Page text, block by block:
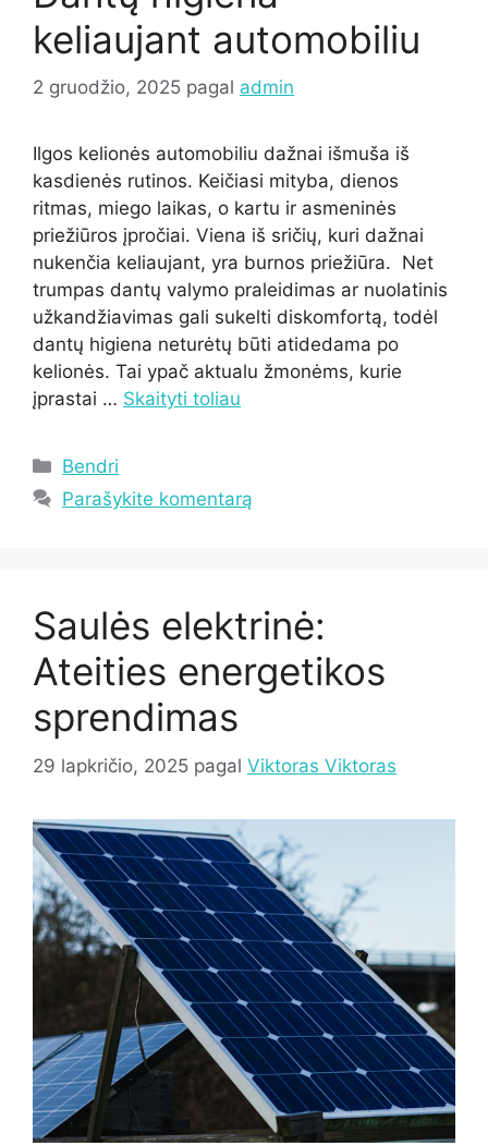
keliaujant automobiliu
2 gruodžio, 2025 pagal admin
Ilgos kelionės automobiliu dažnai išmuša iš
kasdienės rutinos. Keičiasi mityba, dienos
ritmas, miego laikas, o kartu ir asmeninės
priežiūros įpročiai. Viena iš sričių, kuri dažnai
nukenčia keliaujant, yra burnos priežiūra. Net
trumpas dantų valymo praleidimas ar nuolatinis
užkandžiavimas gali sukelti diskomfortą, todėl
dantų higiena neturėtų būti atidedama po
kelionės. Tai ypač aktualu žmonėms, kurie
įprastai … Skaityti toliau
Kategorijos
Bendri
Parašykite komentarą
Saulės elektrinė:
Ateities energetikos
sprendimas
29 lapkričio, 2025 pagal Viktoras Viktoras